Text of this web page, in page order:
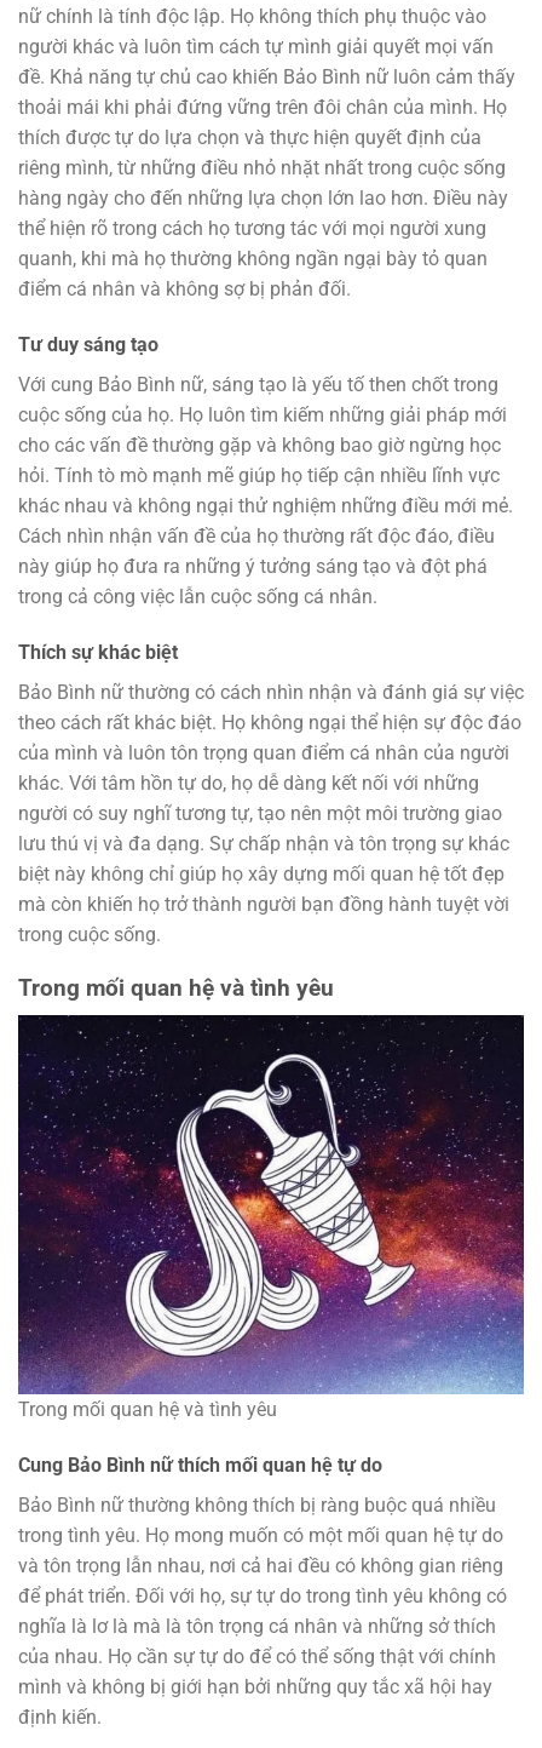
nữ chính là tính độc lập. Họ không thích phụ thuộc vào
người khác và luôn tìm cách tự mình giải quyết mọi vấn
đề. Khả năng tự chủ cao khiến Bảo Bình nữ luôn cảm thấy
thoải mái khi phải đứng vững trên đôi chân của mình. Họ
thích được tự do lựa chọn và thực hiện quyết định của
riêng mình, từ những điều nhỏ nhặt nhất trong cuộc sống
hàng ngày cho đến những lựa chọn lớn lao hơn. Điều này
thể hiện rõ trong cách họ tương tác với mọi người xung
quanh, khi mà họ thường không ngần ngại bày tỏ quan
điểm cá nhân và không sợ bị phản đối.
Tư duy sáng tạo
Với cung Bảo Bình nữ, sáng tạo là yếu tố then chốt trong
cuộc sống của họ. Họ luôn tìm kiếm những giải pháp mới
cho các vấn đề thường gặp và không bao giờ ngừng học
hỏi. Tính tò mò mạnh mẽ giúp họ tiếp cận nhiều lĩnh vực
khác nhau và không ngại thử nghiệm những điều mới mẻ.
Cách nhìn nhận vấn đề của họ thường rất độc đáo, điều
này giúp họ đưa ra những ý tưởng sáng tạo và đột phá
trong cả công việc lẫn cuộc sống cá nhân.
Thích sự khác biệt
Bảo Bình nữ thường có cách nhìn nhận và đánh giá sự việc
theo cách rất khác biệt. Họ không ngại thể hiện sự độc đáo
của mình và luôn tôn trọng quan điểm cá nhân của người
khác. Với tâm hồn tự do, họ dễ dàng kết nối với những
người có suy nghĩ tương tự, tạo nên một môi trường giao
lưu thú vị và đa dạng. Sự chấp nhận và tôn trọng sự khác
biệt này không chỉ giúp họ xây dựng mối quan hệ tốt đẹp
mà còn khiến họ trở thành người bạn đồng hành tuyệt vời
trong cuộc sống.
Trong mối quan hệ và tình yêu
Trong mối quan hệ và tình yêu
Cung Bảo Bình nữ thích mối quan hệ tự do
Bảo Bình nữ thường không thích bị ràng buộc quá nhiều
trong tình yêu. Họ mong muốn có một mối quan hệ tự do
và tôn trọng lẫn nhau, nơi cả hai đều có không gian riêng
để phát triển. Đối với họ, sự tự do trong tình yêu không có
nghĩa là lơ là mà là tôn trọng cá nhân và những sở thích
của nhau. Họ cần sự tự do để có thể sống thật với chính
mình và không bị giới hạn bởi những quy tắc xã hội hay
định kiến.